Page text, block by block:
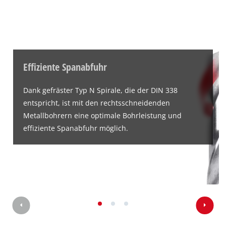
Effiziente Spanabfuhr
Dank gefräster Typ N Spirale, die der DIN 338
entspricht, ist mit den rechtsschneidenden
Metallbohrern eine optimale Bohrleistung und
effiziente Spanabfuhr möglich.